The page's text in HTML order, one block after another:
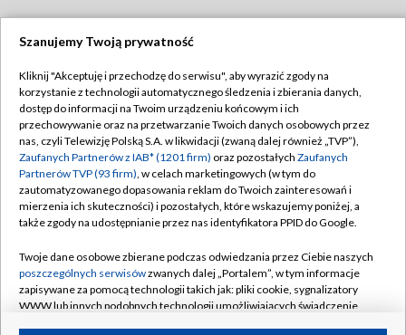
TVP
Abonament TVP
Emisja w TVP
Centrum informacji TVP
Naziemna Telewizja Cyfrowa
Rada Programowa
System NOS
Informacje o nadawcy
Regulamin TVP
Polityka prywatności
Moje zgody
Pomoc
Kontakt
Szanujemy Twoją prywatność
Kliknij "Akceptuję i przechodzę do serwisu", aby wyrazić zgody na
korzystanie z technologii automatycznego śledzenia i zbierania danych,
dostęp do informacji na Twoim urządzeniu końcowym i ich
przechowywanie oraz na przetwarzanie Twoich danych osobowych przez
nas, czyli Telewizję Polską S.A. w likwidacji (zwaną dalej również „TVP”),
Zaufanych Partnerów z IAB* (1201 firm) oraz pozostałych Zaufanych
Partnerów TVP (93 firm), w celach marketingowych (w tym do
zautomatyzowanego dopasowania reklam do Twoich zainteresowań i
mierzenia ich skuteczności) i pozostałych, które wskazujemy poniżej, a
także zgody na udostępnianie przez nas identyfikatora PPID do Google.
Twoje dane osobowe zbierane podczas odwiedzania przez Ciebie naszych
poszczególnych serwisówzwanych dalej „Portalem”, w tym informacje
zapisywane za pomocą technologii takich jak: pliki cookie, sygnalizatory
WWW lub innych podobnych technologii umożliwiających świadczenie